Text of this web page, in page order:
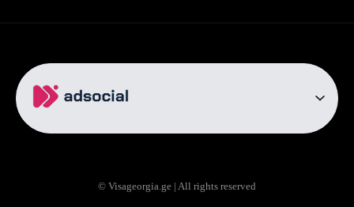
ჩრდილოეთ ირლანდიის ვიზა
რუსეთის ვიზა
ავიაბილეთები
თბილისი ბაქო
© Visageorgia.ge | All rights reserved